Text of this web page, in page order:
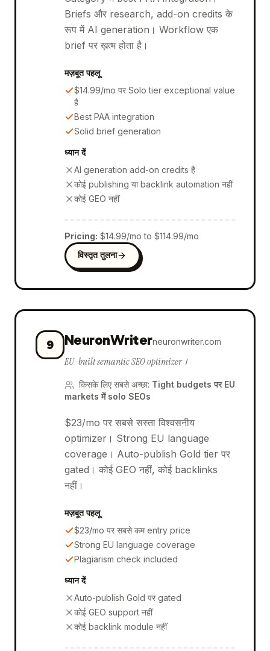
Briefs और research, add-on credits के
रूप में AI generation। Workflow एक
brief पर ख़त्म होता है।
मज़बूत पहलू
$14.99/mo पर Solo tier exceptional value
है
Best PAA integration
Solid brief generation
ध्यान दें
AI generation add-on credits है
कोई publishing या backlink automation नहीं
कोई GEO नहीं
Pricing: $14.99/mo to $114.99/mo
विस्तृत तुलना
9 NeuronWriterneuronwriter.com
EU-built semantic SEO optimizer।
किसके लिए सबसे अच्छा: Tight budgets पर EU
markets में solo SEOs
$23/mo पर सबसे सस्ता विश्वसनीय
optimizer। Strong EU language
coverage। Auto-publish Gold tier पर
gated। कोई GEO नहीं, कोई backlinks
नहीं।
मज़बूत पहलू
$23/mo पर सबसे कम entry price
Strong EU language coverage
Plagiarism check included
ध्यान दें
Auto-publish Gold पर gated
कोई GEO support नहीं
कोई backlink module नहीं